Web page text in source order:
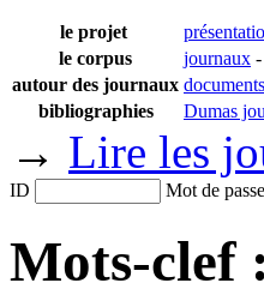
le projet
le corpus
journaux -
autour des journaux documents
bibliographies
Dumas
→ Lire les
ID Mot de passe
Mots-clef